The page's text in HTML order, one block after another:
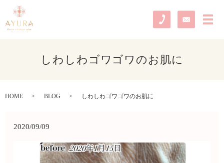
メ
しわしわゴワゴワのお肌に
HOME BLOG しわしわゴワゴワのお肌に
2020/09/09